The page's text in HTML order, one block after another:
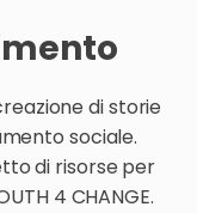
di storie
sociale.
di risorse per
4 CHANGE.